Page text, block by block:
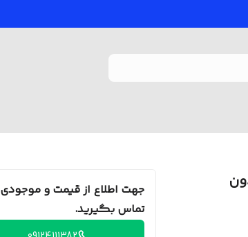
جهت اطلاع از قیمت و موجودی
تماس بگیرید.